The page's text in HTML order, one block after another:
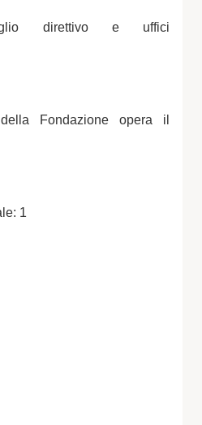
direttivo e uffici
Fondazione opera il
1